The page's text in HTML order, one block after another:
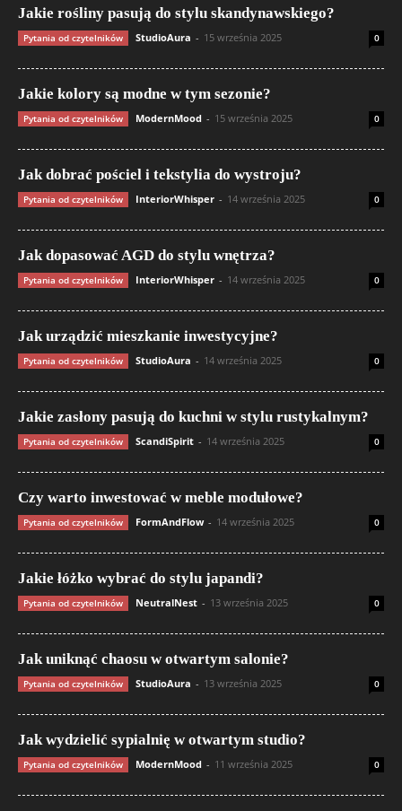
Jakie rośliny pasują do stylu skandynawskiego?
Pytania od czytelników StudioAura - 15 września 2025 0
Jakie kolory są modne w tym sezonie?
Pytania od czytelników ModernMood - 15 września 2025 0
Jak dobrać pościel i tekstylia do wystroju?
Pytania od czytelników InteriorWhisper - 14 września 2025 0
Jak dopasować AGD do stylu wnętrza?
Pytania od czytelników InteriorWhisper - 14 września 2025 0
Jak urządzić mieszkanie inwestycyjne?
Pytania od czytelników StudioAura - 14 września 2025 0
Jakie zasłony pasują do kuchni w stylu rustykalnym?
Pytania od czytelników ScandiSpirit - 14 września 2025 0
Czy warto inwestować w meble modułowe?
Pytania od czytelników FormAndFlow - 14 września 2025 0
Jakie łóżko wybrać do stylu japandi?
Pytania od czytelników NeutralNest - 13 września 2025 0
Jak uniknąć chaosu w otwartym salonie?
Pytania od czytelników StudioAura - 13 września 2025 0
Jak wydzielić sypialnię w otwartym studio?
Pytania od czytelników ModernMood - 11 września 2025 0